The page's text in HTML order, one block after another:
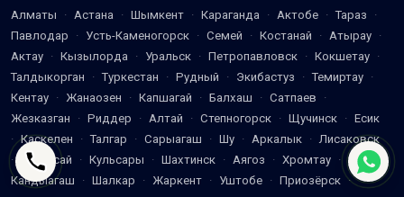
Алматы · Астана · Шымкент · Караганда · Актобе · Тараз
·
Павлодар
· Усть-Каменогорск · Семей · Костанай · Атырау ·
Актау · Кызылорда · Уральск · Петропавловск · Кокшетау ·
Талдыкорган
· Туркестан · Рудный · Экибастуз · Темиртау ·
Кентау · Жанаозен · Капшагай · Балхаш · Сатпаев
·
Жезказган
· Риддер · Алтай · Степногорск · Щучинск · Есик
· Каскелен · Талгар · Сарыагаш · Шу · Аркалык ·
Лисаковск
·
Жетысай · Кульсары · Шахтинск · Аягоз · Хромтау ·
Кандыагаш
· Шалкар · Жаркент · Уштобе · Приозёрск ·